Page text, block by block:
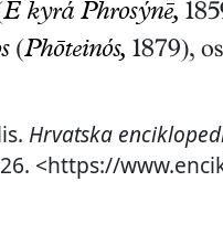
Ē kyrá Phrosýnē,
(Phōteinós, 1879),
Hrvatska
<https://